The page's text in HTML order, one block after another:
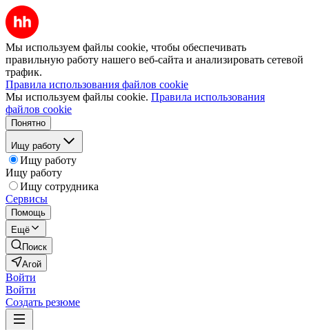
Мы используем файлы cookie, чтобы обеспечивать
правильную работу нашего веб-сайта и анализировать сетевой
трафик.
Правила использования файлов cookie
Мы используем файлы cookie. Правила использования
файлов cookie
Понятно
Ищу работу
Ищу работу
Ищу работу
Ищу сотрудника
Сервисы
Помощь
Ещё
Поиск
Агой
Войти
Войти
Создать резюме